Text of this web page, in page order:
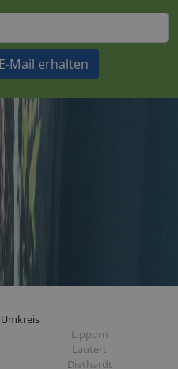
Mail erhalten
Lipporn
Lautert
Diethardt